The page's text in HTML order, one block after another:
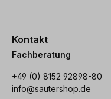
Kontakt
Fachberatung
+49 (0) 8152 92898-80
info@sautershop.de